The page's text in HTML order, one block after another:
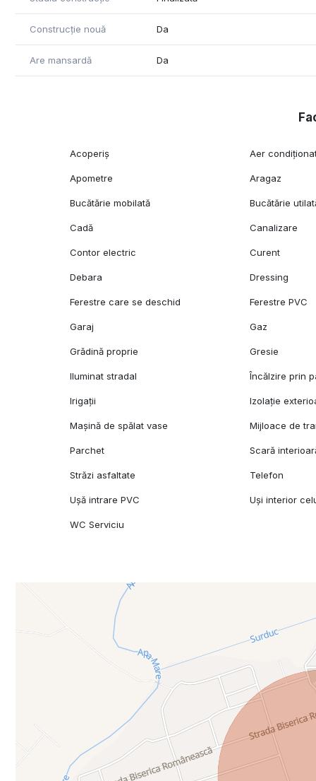
Construcție nouă Da
Are mansardă Da
Acoperiș Aer
Apometre Aragaz
Bucătărie mobilată Bucătărie
Cadă Canalizare
Contor electric Curent
Debara Dressing
Ferestre care se deschid Ferestre PVC
Garaj Gaz
Grădină proprie Gresie
Iluminat stradal Încălzire prin
Irigații Izolație
Mașină de spălat vase Mijloace de
Parchet Scară
Străzi asfaltate Telefon
Ușă intrare PVC Uși interior
WC Serviciu